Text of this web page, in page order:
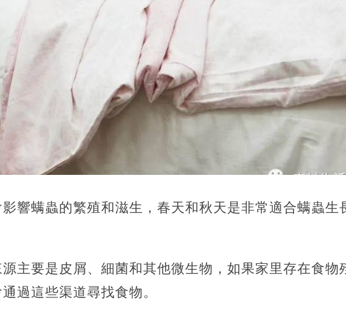
影響螨蟲的繁殖和滋生，春天和秋天是非常適合螨蟲生
源主要是皮屑、細菌和其他微生物，如果家里存在食物
過這些渠道尋找食物。